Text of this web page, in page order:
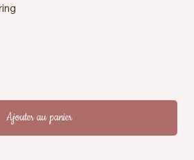
mailles x 36 rangs = 10 x 10 cm
TEX® Standard 100
machine à 30 °C
Ajouter au panier